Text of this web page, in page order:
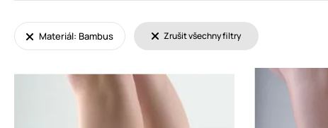
Zrušit všechny filtry
Materiál: Bambus